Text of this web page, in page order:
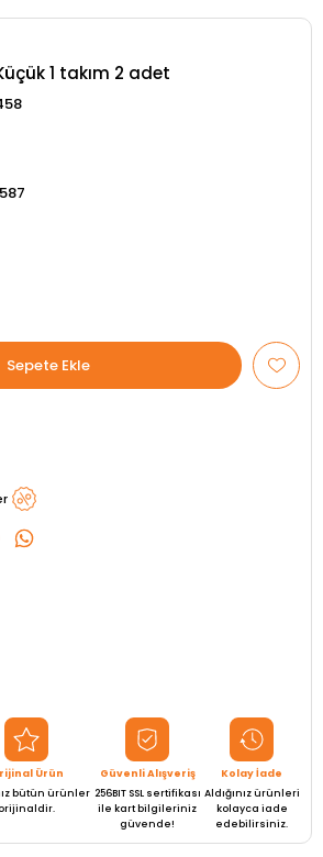
1 takım 2 adet
Ürün
bütün ürünler
orijinaldir.
Güvenli Alışveriş
256BIT SSL sertifikası
ile kart bilgileriniz
güvende!
Kolay İade
Aldığınız ürünleri
kolayca iade
edebilirsiniz.